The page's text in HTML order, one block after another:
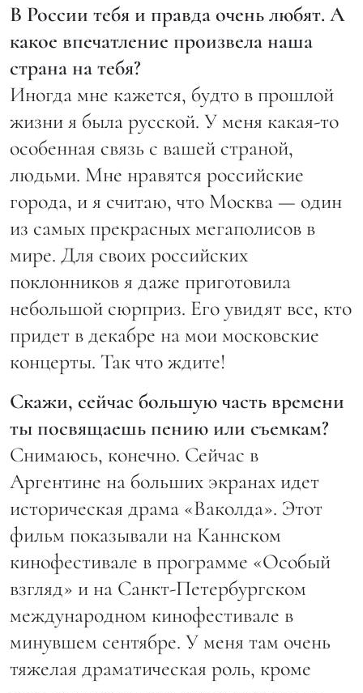
В России тебя и правда очень любят. А
какое впечатление произвела наша
страна на тебя?
Иногда мне кажется, будто в прошлой
жизни я была русской. У меня какая-то
особенная связь с вашей страной,
людьми. Мне нравятся российские
города, и я считаю, что Москва — один
из самых прекрасных мегаполисов в
мире. Для своих российских
поклонников я даже приготовила
небольшой сюрприз. Его увидят все, кто
придет в декабре на мои московские
концерты. Так что ждите!
Скажи, сейчас большую часть времени
ты посвящаешь пению или съемкам?
Снимаюсь, конечно. Сейчас в
Аргентине на больших экранах идет
историческая драма «Ваколда». Этот
фильм показывали на Каннском
кинофестивале в программе «Особый
взгляд» и на Санкт-Петербургском
международном кинофестивале в
минувшем сентябре. У меня там очень
тяжелая драматическая роль, кроме